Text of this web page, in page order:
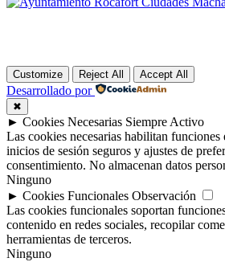
Customize Reject All Accept All
Desarrollado por
✖
► Cookies Necesarias Siempre Activo
Las cookies necesarias habilitan funciones
inicios de sesión seguros y ajustes de
consentimiento. No almacenan datos
Ninguno
► Cookies Funcionales Observación
Las cookies funcionales soportan
contenido en redes sociales, recopilar
herramientas de terceros.
Ninguno